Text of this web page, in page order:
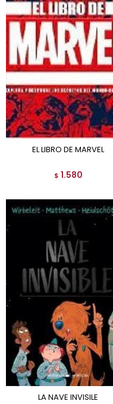
EL LIBRO DE MARVEL
$ 1.580
LA NAVE INVISILE